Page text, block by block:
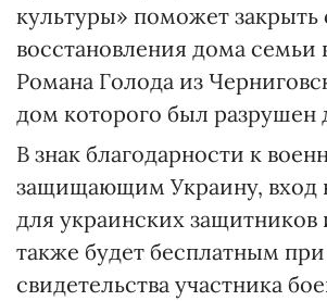
культуры» поможет закрыть
восстановления дома семьи
Романа Голода из
дом которого был разрушен
В знак благодарности к
защищающим Украину, вход
для украинских
также будет бесплатным
свидетельства участника